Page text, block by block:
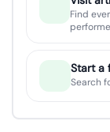
Find
Start a
Search